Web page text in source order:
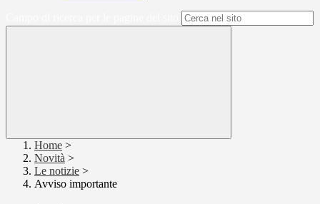
Home >
Novità >
Le notizie >
Avviso importante